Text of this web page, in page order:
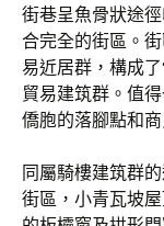
街巷呈魚骨狀途
合完全的街區。
易近居群，構成
貿易建筑群。值
僑胞的落腳點和
同屬騎樓建筑群
街區，小青瓦坡